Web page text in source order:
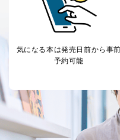
以上での本人確認を実
商品を購入された個
号、顧客番号、メー
商品を購入された法
名、会社住所、電話
採用に応募された方
お取引先様：会社名
株主様：氏名、住所
C.代理人様による開示
開示等のご請求をする
気になる本は発売日前から事前
予約可能